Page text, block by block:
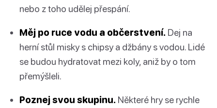
nebo z toho udělej přespání.
Měj po ruce vodu a občerstvení. Dej na
herní stůl misky s chipsy a džbány s vodou. Lidé
se budou hydratovat mezi koly, aniž by o tom
přemýšleli.
Poznej svou skupinu. Některé hry se rychle